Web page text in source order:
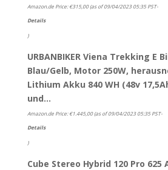
Amazon.de Price:€315,00(as of 09/04/2023 05:35 PST-
Details
)
URBANBIKER Viena Trekking E
Blau/Gelb, Motor 250W,
Lithium Akku 840 WH (48v
und…
Amazon.de Price:€1.445,00(as of 09/04/2023 05:35 PST-
Details
)
Cube Stereo Hybrid 120 Pro 625